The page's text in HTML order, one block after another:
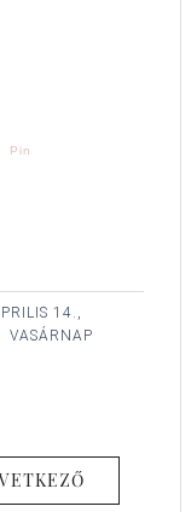
Pin
14.,
VASÁRNAP